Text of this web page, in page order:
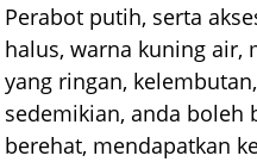
Perabot putih, serta
halus, warna kuning air,
yang ringan,
sedemikian, anda boleh
berehat, mendapatkan